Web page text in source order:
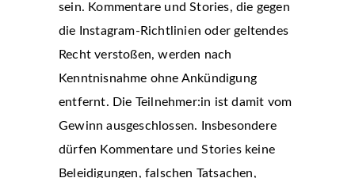
sein. Kommentare und Stories, die gegen
die Instagram-Richtlinien oder geltendes
Recht verstoßen, werden nach
Kenntnisnahme ohne Ankündigung
entfernt. Die Teilnehmer:in ist damit vom
Gewinn ausgeschlossen. Insbesondere
dürfen Kommentare und Stories keine
Beleidigungen, falschen Tatsachen,